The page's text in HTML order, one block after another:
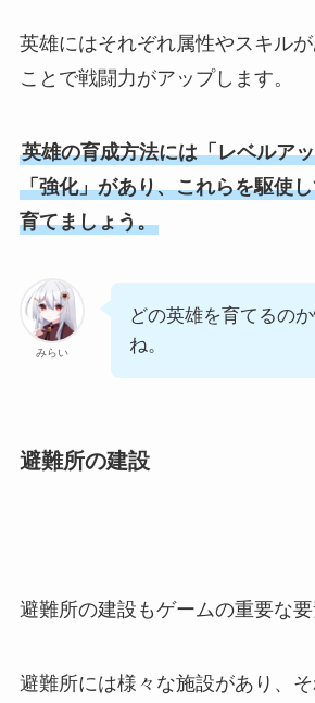
英雄にはそれぞれ属性やスキル
ことで戦闘力がアップします。
英雄の育成方法には「レベルア
「強化」があり、これらを駆使
育てましょう。
みらい
どの英雄を育てるの
ね。
避難所の建設
避難所の建設もゲームの重要な要
避難所には様々な施設があり、